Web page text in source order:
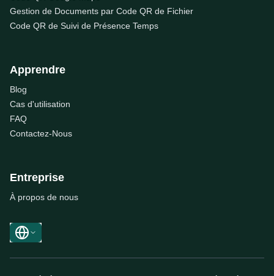
Gestion de Documents par Code QR de Fichier
Code QR de Suivi de Présence Temps
Apprendre
Blog
Cas d'utilisation
FAQ
Contactez-Nous
Entreprise
À propos de nous